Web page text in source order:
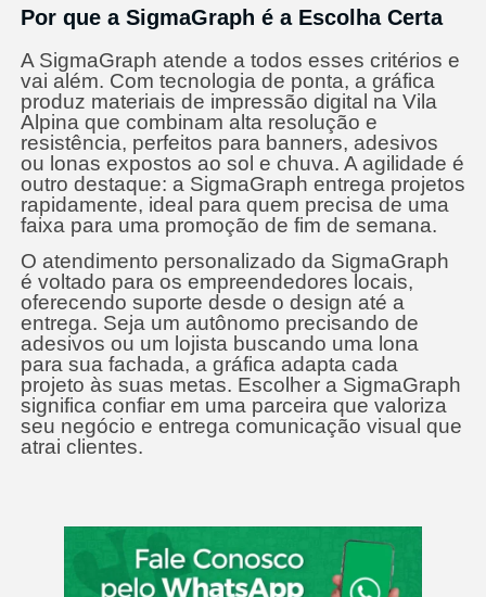
Por que a SigmaGraph é a Escolha Certa
A SigmaGraph atende a todos esses critérios e
vai além. Com tecnologia de ponta, a gráfica
produz materiais de impressão digital na Vila
Alpina que combinam alta resolução e
resistência, perfeitos para banners, adesivos
ou lonas expostos ao sol e chuva. A agilidade é
outro destaque: a SigmaGraph entrega projetos
rapidamente, ideal para quem precisa de uma
faixa para uma promoção de fim de semana.
O atendimento personalizado da SigmaGraph
é voltado para os empreendedores locais,
oferecendo suporte desde o design até a
entrega. Seja um autônomo precisando de
adesivos ou um lojista buscando uma lona
para sua fachada, a gráfica adapta cada
projeto às suas metas. Escolher a SigmaGraph
significa confiar em uma parceira que valoriza
seu negócio e entrega comunicação visual que
atrai clientes.